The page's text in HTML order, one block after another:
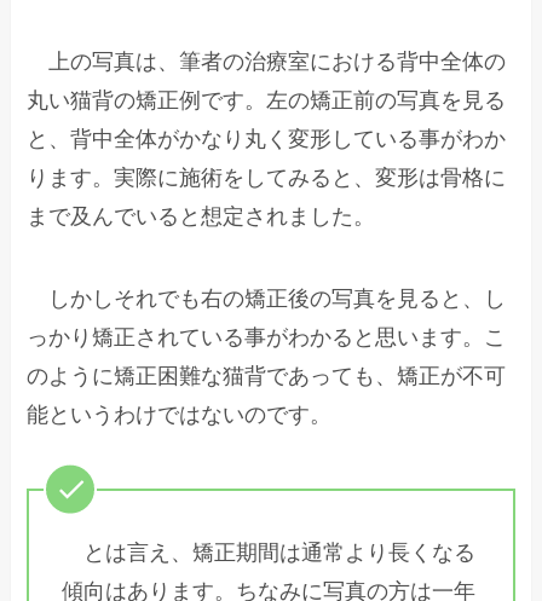
上の写真は、筆者の治療室における背中全体の
丸い猫背の矯正例です。左の矯正前の写真を見る
と、背中全体がかなり丸く変形している事がわか
ります。実際に施術をしてみると、変形は骨格に
まで及んでいると想定されました。
しかしそれでも右の矯正後の写真を見ると、し
っかり矯正されている事がわかると思います。こ
のように矯正困難な猫背であっても、矯正が不可
能というわけではないのです。
とは言え、矯正期間は通常より長くなる
傾向はあります。ちなみに写真の方は一年